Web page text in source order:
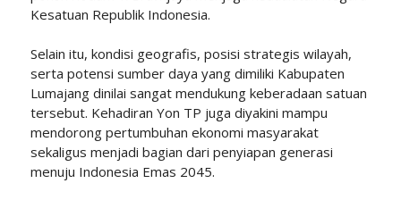
Kesatuan Republik Indonesia.
Selain itu, kondisi geografis, posisi strategis wilayah,
serta potensi sumber daya yang dimiliki Kabupaten
Lumajang dinilai sangat mendukung keberadaan satuan
tersebut. Kehadiran Yon TP juga diyakini mampu
mendorong pertumbuhan ekonomi masyarakat
sekaligus menjadi bagian dari penyiapan generasi
menuju Indonesia Emas 2045.